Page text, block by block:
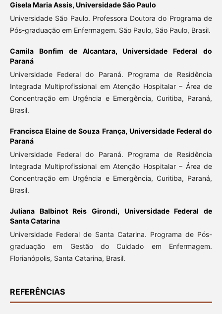
Gisela Maria Assis, Universidade São Paulo
Universidade São Paulo. Professora Doutora do Programa de
Pós-graduação em Enfermagem. São Paulo, São Paulo, Brasil.
Camila Bonfim de Alcantara,Universidade Federal do
Paraná
Universidade Federal do Paraná. Programa de Residência
Integrada Multiprofissional em Atenção Hospitalar – Área de
Concentração em Urgência e Emergência, Curitiba, Paraná,
Brasil.
Francisca Elaine de Souza França, Universidade Federal do
Paraná
Universidade Federal do Paraná. Programa de Residência
Integrada Multiprofissional em Atenção Hospitalar – Área de
Concentração em Urgência e Emergência, Curitiba, Paraná,
Brasil.
Juliana Balbinot Reis Girondi, Universidade Federal de
Santa Catarina
Universidade Federal de Santa Catarina. Programa de Pós-
graduação em Gestão do Cuidado em Enfermagem.
Florianópolis, Santa Catarina, Brasil.
REFERÊNCIAS